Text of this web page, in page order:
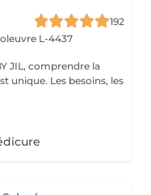
192
L-4437
JIL, comprendre la
unique. Les besoins, les